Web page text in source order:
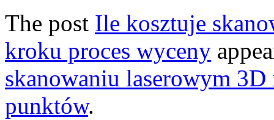
The post Ile kosztuje
kroku proces wyceny
skanowaniu laserowym
punktów.